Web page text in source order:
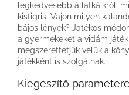
legkedvesebb állatkáikról,
kistigris. Vajon milyen
bájos lények? Játékos
a gyermekeket a vidám
megszerettetjük velük a
játékként is szolgálnak.
Kiegészítő